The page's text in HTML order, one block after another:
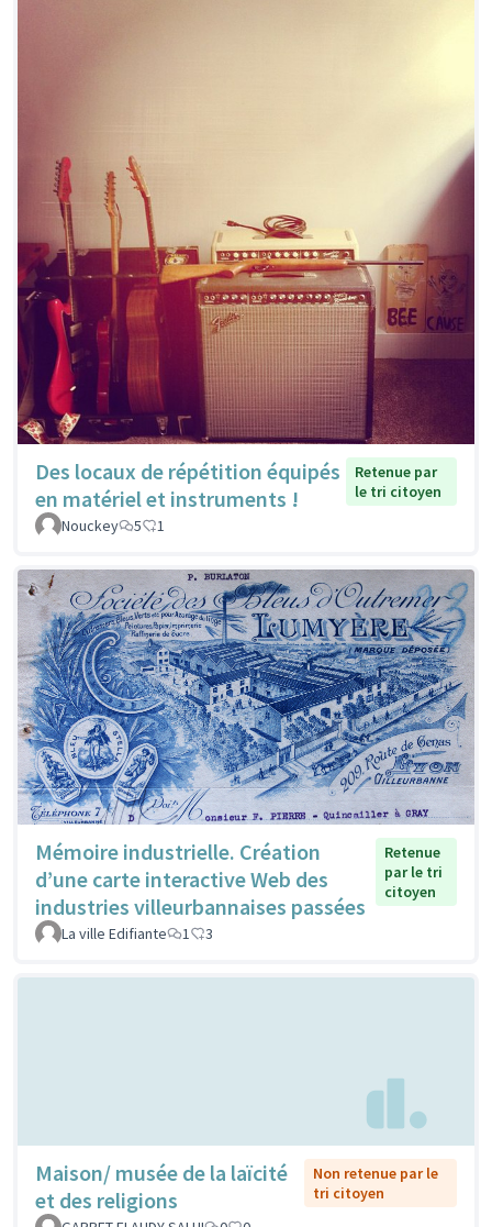
Des locaux de répétition équipés
en matériel et instruments !
Retenue par
le tri citoyen
Nouckey
5 1
Mémoire industrielle. Création
d’une carte interactive Web des
industries villeurbannaises passées
Retenue
par le tri
citoyen
La ville Edifiante 1 3
Maison/ musée de la laïcité
et des religions
Non retenue par le
tri citoyen